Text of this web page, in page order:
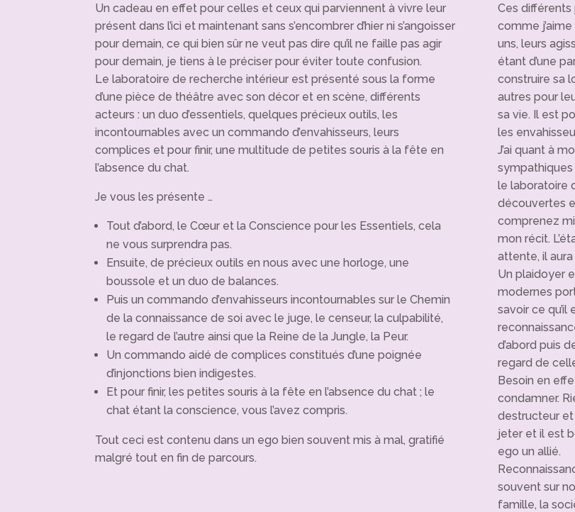
Un cadeau en effet pour celles et ceux qui parviennent à vivre leur
présent dans l’ici et maintenant sans s’encombrer d’hier ni s’angoisser
pour demain, ce qui bien sûr ne veut pas dire qu’il ne faille pas agir
pour demain, je tiens à le préciser pour éviter toute confusion.
Le laboratoire de recherche intérieur est présenté sous la forme
d’une pièce de théâtre avec son décor et en scène, différents
acteurs : un duo d’essentiels, quelques précieux outils, les
incontournables avec un commando d’envahisseurs, leurs
complices et pour finir, une multitude de petites souris à la fête en
l’absence du chat.
Je vous les présente …
Tout d’abord, le Cœur et la Conscience pour les Essentiels, cela
ne vous surprendra pas.
Ensuite, de précieux outils en nous avec une horloge, une
boussole et un duo de balances.
Puis un commando d’envahisseurs incontournables sur le Chemin
de la connaissance de soi avec le juge, le censeur, la culpabilité,
le regard de l’autre ainsi que la Reine de la Jungle, la Peur.
Un commando aidé de complices constitués d’une poignée
d’injonctions bien indigestes.
Et pour finir, les petites souris à la fête en l’absence du chat ; le
chat étant la conscience, vous l’avez compris.
Tout ceci est contenu dans un ego bien souvent mis à mal, gratifié
malgré tout en fin de parcours.
Ces différents
comme
uns, leurs
étant d’une
construire sa
autres pour
sa vie. Il est
les
J’ai quant à
sympathiques
le laboratoire
découvertes
comprenez
mon récit.
attente, il
Un plaidoyer
modernes
savoir ce
d’abord puis
regard de
Besoin en
condamner.
destructeur et
jeter et il est
ego un allié.
souvent sur
famille, la